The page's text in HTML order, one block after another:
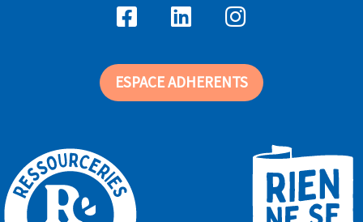
ESPACE ADHERENTS